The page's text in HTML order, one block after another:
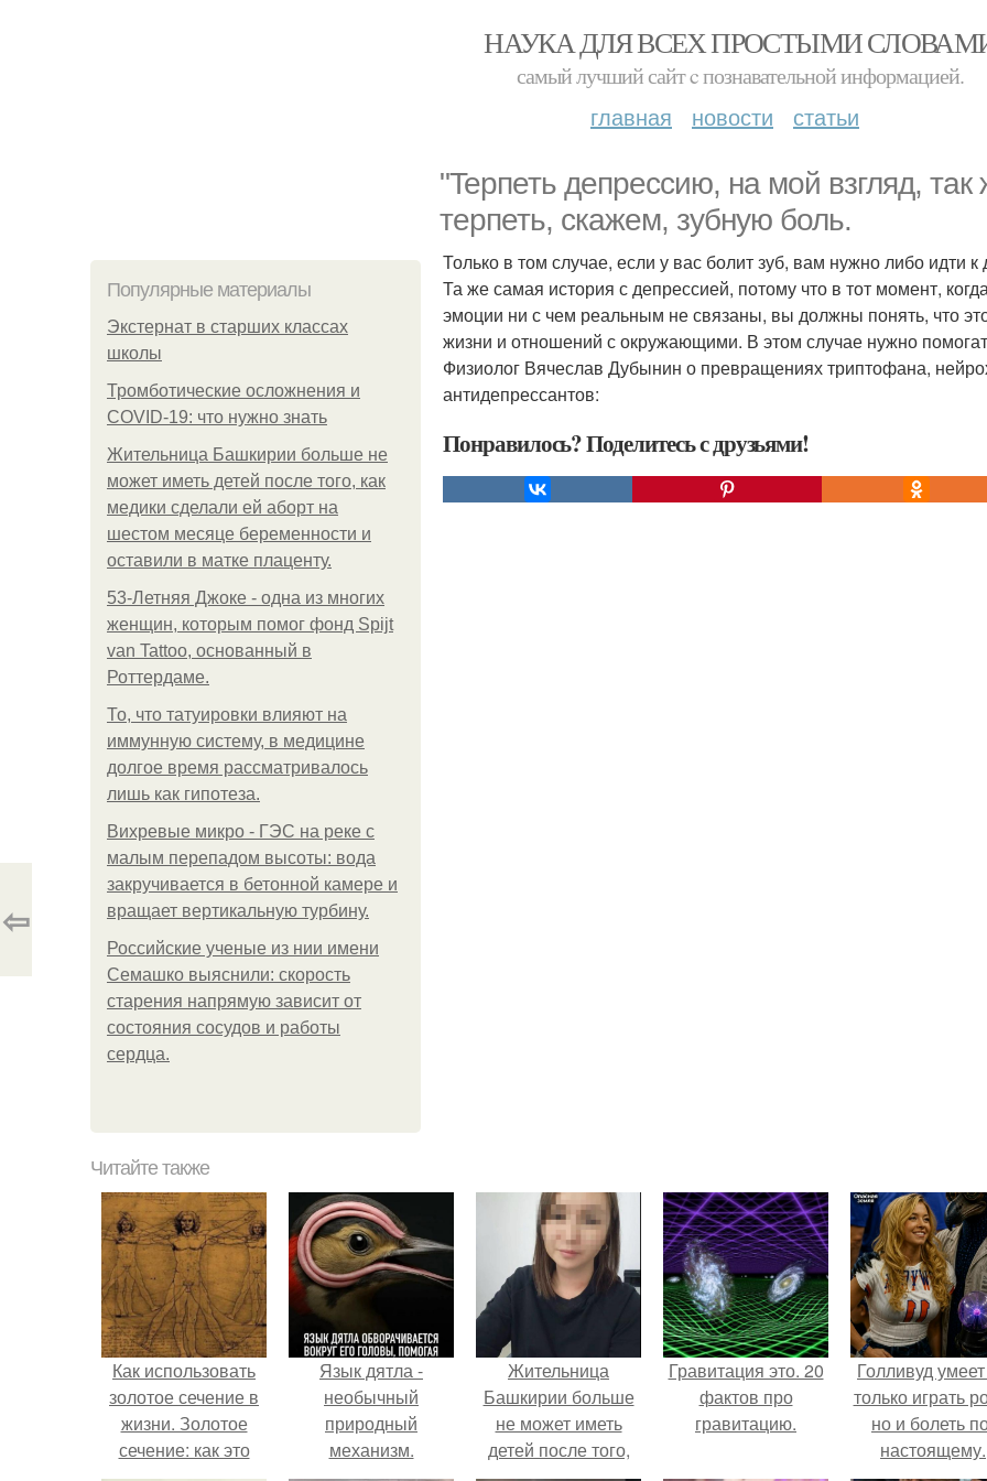
НАУКА ДЛЯ ВСЕХ ПРОСТЫМИ
самый лучший сайт c познавательной информацией.
главная новости статьи
"Teрпеть депрессию, на мой взгляд,
терпеть, скажем, зубную боль.
Популярные материалы
Экстернат в старших классах
школы
Тромботические осложнения и
COVID-19: что нужно знать
Жительница Башкирии больше не
может иметь детей после того, как
медики сделали ей аборт на
шестом месяце беременности и
оставили в матке плаценту.
53-Летняя Джоке - одна из многих
женщин, которым помог фонд Spijt
van Tattoo, основанный в
Роттердаме.
То, что татуировки влияют на
иммунную систему, в медицине
долгое время рассматривалось
лишь как гипотеза.
Вихревые микро - ГЭС на реке с
малым перепадом высоты: вода
закручивается в бетонной камере и
вращает вертикальную турбину.
Российские ученые из нии имени
Семашко выяснили: скорость
старения напрямую зависит от
состояния сосудов и работы
сердца.
Только в том случае, если у вас болит зуб, вам нужно либо идти
Та же самая история с депрессией, потому что в тот момент,
эмоции ни с чем реальным не связаны, вы должны понять, что
жизни и отношений с окружающими. В этом случае нужно
Физиолог Вячеслав Дубынин о превращениях триптофана,
антидепрессантов:
Понравилось? Поделитесь с друзьями!
⇦
Читайте также
Как использовать
золотое сечение в
жизни. Золотое
сечение: как это
Язык дятла -
необычный
природный
механизм.
Жительница
Башкирии больше
не может иметь
детей после того,
Гравитация это. 20
фактов про
гравитацию.
Голливуд
только играть
но и болеть
настоящему.